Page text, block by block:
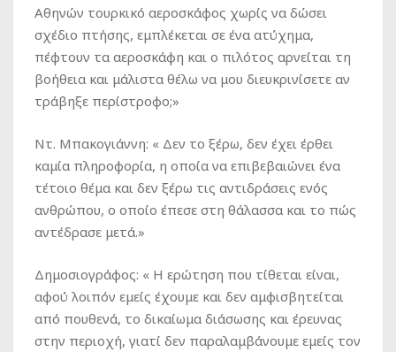
Αθηνών τουρκικό αεροσκάφος χωρίς να δώσει
σχέδιο πτήσης, εμπλέκεται σε ένα ατύχημα,
πέφτουν τα αεροσκάφη και ο πιλότος αρνείται τη
βοήθεια και μάλιστα θέλω να μου διευκρινίσετε αν
τράβηξε περίστροφο;»
Ντ. Μπακογιάννη: « Δεν το ξέρω, δεν έχει έρθει
καμία πληροφορία, η οποία να επιβεβαιώνει ένα
τέτοιο θέμα και δεν ξέρω τις αντιδράσεις ενός
ανθρώπου, ο οποίο έπεσε στη θάλασσα και το πώς
αντέδρασε μετά.»
Δημοσιογράφος: « Η ερώτηση που τίθεται είναι,
αφού λοιπόν εμείς έχουμε και δεν αμφισβητείται
από πουθενά, το δικαίωμα διάσωσης και έρευνας
στην περιοχή, γιατί δεν παραλαμβάνουμε εμείς τον